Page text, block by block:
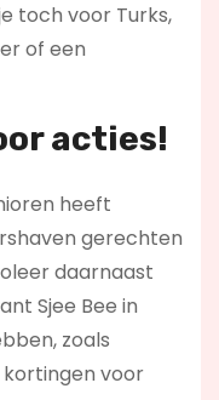
toch voor Turks,
of een
acties!
heeft
gerechten
daarnaast
Sjee Bee in
zoals
voor